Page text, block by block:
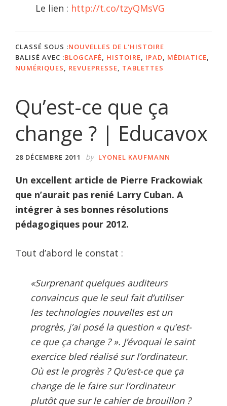
Le lien : http://t.co/tzyQMsVG
CLASSÉ SOUS :NOUVELLES DE L'HISTOIRE
BALISÉ AVEC :BLOGCAFÉ HISTOIRE IPAD MÉDIATICE
NUMÉRIQUES
REVUEPRESSE TABLETTES
Qu’est-ce que ça
change ? | Educavox
28 DÉCEMBRE 2011 by LYONEL KAUFMANN
Un excellent article de Pierre Frackowiak
que n’aurait pas renié Larry Cuban. A
intégrer à ses bonnes résolutions
pédagogiques pour 2012.
Tout d’abord le constat :
«Surprenant quelques auditeurs
convaincus que le seul fait d’utiliser
les technologies nouvelles est un
progrès, j’ai posé la question « qu’est-
ce que ça change ? ». J’évoquai le saint
exercice bled réalisé sur l’ordinateur.
Où est le progrès ? Qu’est-ce que ça
change de le faire sur l’ordinateur
plutôt que sur le cahier de brouillon ?